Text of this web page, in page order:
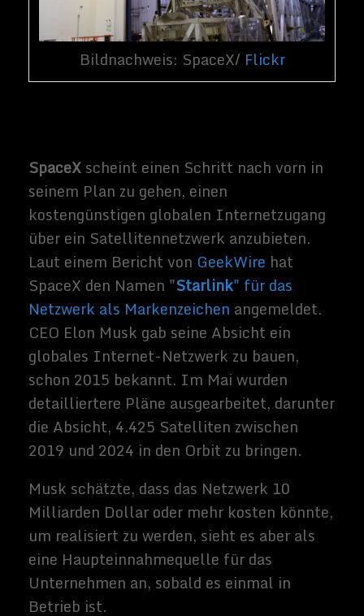
Musk schätzte, dass das Netzwerk 10
Milliarden Dollar oder mehr kosten könnte,
um realisiert zu werden, sieht es aber als
eine Haupteinnahmequelle für das
Unternehmen an, sobald es einmal in
Bildnachweis: SpaceX
Musk wird voraussichtlich mehr über den
Fortschritt des Projekts verkünden, wenn er
nächste Woche auf demInternational
Astronautical Congress in Australien
spricht.
Dieses Netz ist potenziell weltverändernd,
da es in der Lage ist, Internetzugang zu
Teilen der Welt zu bieten, in denen die
oder gar nicht aufgebaut werden kann. Es
ist jedoch nicht das einzige Projekt im
laufenden Betrieb.OneWeb, das in Virginia
ansässig ist und bereits 2019 ein
funktionierendes Netzwerk aufbauen will,
rennt um den Start seiner Satelliten.
Boeing baut Satelliten für SES, einen der
weltweit größten Satellitenbetreiber, der